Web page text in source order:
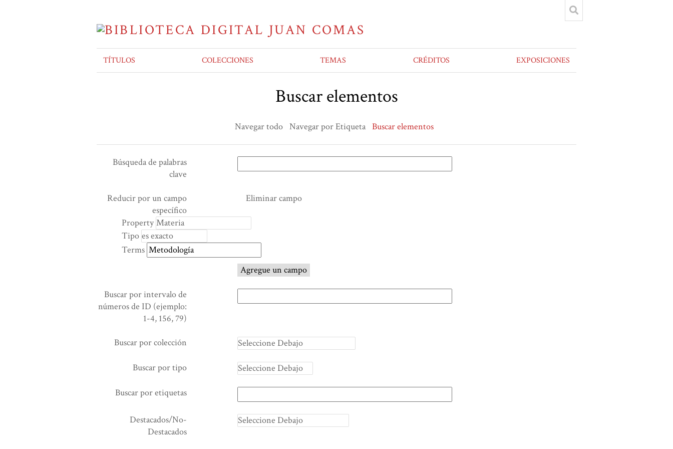
TÍTULOS COLECCIONES TEMAS CRÉDITOS EXPOSICIONES
Buscar elementos
Navegar todo Navegar por Etiqueta Buscar elementos
Búsqueda de palabras
clave
campo
específico":
Reducir por un campo
específico
Search Property
Tipo de búsqueda
Términos de búsqueda
Ensamblador de Búsqueda Eliminar campo
Property
Tipo
Terms
Agregue un campo
Buscar por intervalo de
números de ID (ejemplo:
1-4, 156, 79)
Buscar por colección
Buscar por tipo
Buscar por etiquetas
Destacados/No-
Destacados